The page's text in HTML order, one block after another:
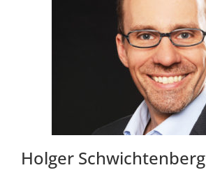
Holger Schwichtenberg